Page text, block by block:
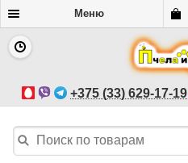
Меню
+375 (33) 629-17-19